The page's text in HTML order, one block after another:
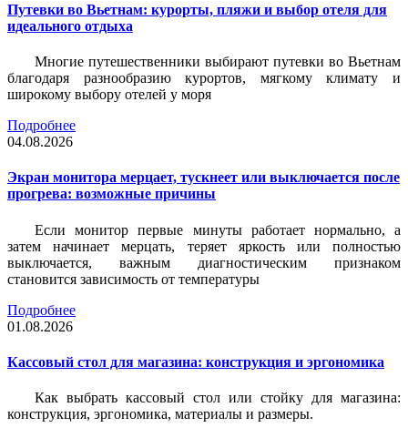
Путевки во Вьетнам: курорты, пляжи и выбор отеля для
идеального отдыха
Многие путешественники выбирают путевки во Вьетнам
благодаря разнообразию курортов, мягкому климату и
широкому выбору отелей у моря
Подробнее
04.08.2026
Экран монитора мерцает, тускнеет или выключается после
прогрева: возможные причины
Если монитор первые минуты работает нормально, а
затем начинает мерцать, теряет яркость или полностью
выключается, важным диагностическим признаком
становится зависимость от температуры
Подробнее
01.08.2026
Кассовый стол для магазина: конструкция и эргономика
Как выбрать кассовый стол или стойку для магазина:
конструкция, эргономика, материалы и размеры.